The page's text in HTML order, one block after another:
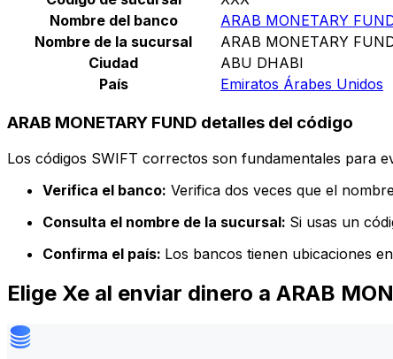
Nombre del banco
ARAB MONETARY
Nombre de la sucursal
ARAB MONETARY
Ciudad
ABU DHABI
País
Emiratos Árabes Unidos
ARAB MONETARY FUND detalles del código
Los códigos SWIFT correctos son fundamentales para
Verifica el banco: Verifica dos veces que el
Consulta el nombre de la sucursal: Si usas un
Confirma el país: Los bancos tienen ubicaciones
Elige Xe al enviar dinero a ARAB